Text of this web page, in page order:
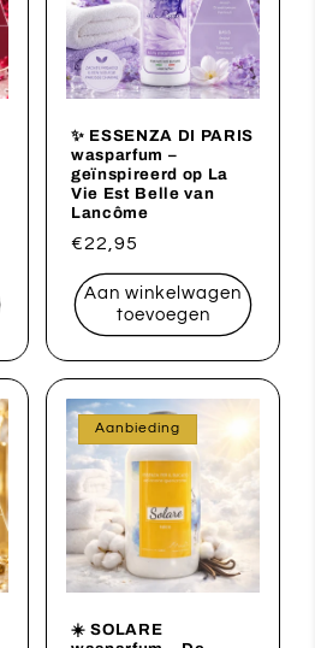
✨ ESSENZA DI PARIS
wasparfum –
geïnspireerd op La
Vie Est Belle van
Lancôme
Normale
prijs
€22,95
Aan winkelwagen
toevoegen
Aanbieding
☀️ SOLARE